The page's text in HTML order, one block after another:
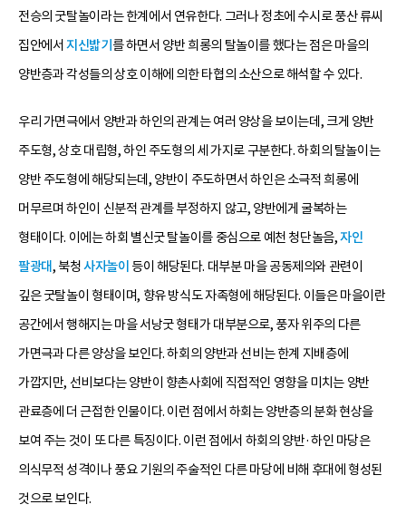
전승의 굿탈놀이라는 한계에서 연유한다. 그러나 정초에 수시로 풍산 류씨
집안에서지신밟기 를 하면서 양반 희롱의 탈놀이를 했다는 점은 마을의
양반층과 각성들의 상호 이해에 의한 타협의 소산으로 해석할 수 있다.
우리 가면극에서 양반과 하인의 관계는 여러 양상을 보이는데, 크게 양반
주도형, 상호 대립형, 하인 주도형의 세 가지로 구분한다. 하회의 탈놀이는
양반 주도형에 해당되는데, 양반이 주도하면서 하인은 소극적 희롱에
머무르며 하인이 신분적 관계를 부정하지 않고, 양반에게 굴복하는
형태이다. 이에는 하회 별신굿 탈놀이를 중심으로 예천 청단놀음,자인
팔광대, 북청사자놀이 등이 해당된다. 대부분 마을 공동제의와 관련이
깊은 굿탈놀이 형태이며, 향유 방식도 자족형에 해당된다. 이들은 마을이란
공간에서 행해지는 마을 서낭굿 형태가 대부분으로, 풍자 위주의 다른
가면극과 다른 양상을 보인다. 하회의 양반과 선비는 한계 지배층에
가깝지만, 선비보다는 양반이 향촌사회에 직접적인 영향을 미치는 양반
관료층에 더 근접한 인물이다. 이런 점에서 하회는 양반층의 분화 현상을
보여 주는 것이 또 다른 특징이다. 이런 점에서 하회의 양반·하인 마당은
의식무적 성격이나 풍요 기원의 주술적인 다른 마당에 비해 후대에 형성된
것으로 보인다.